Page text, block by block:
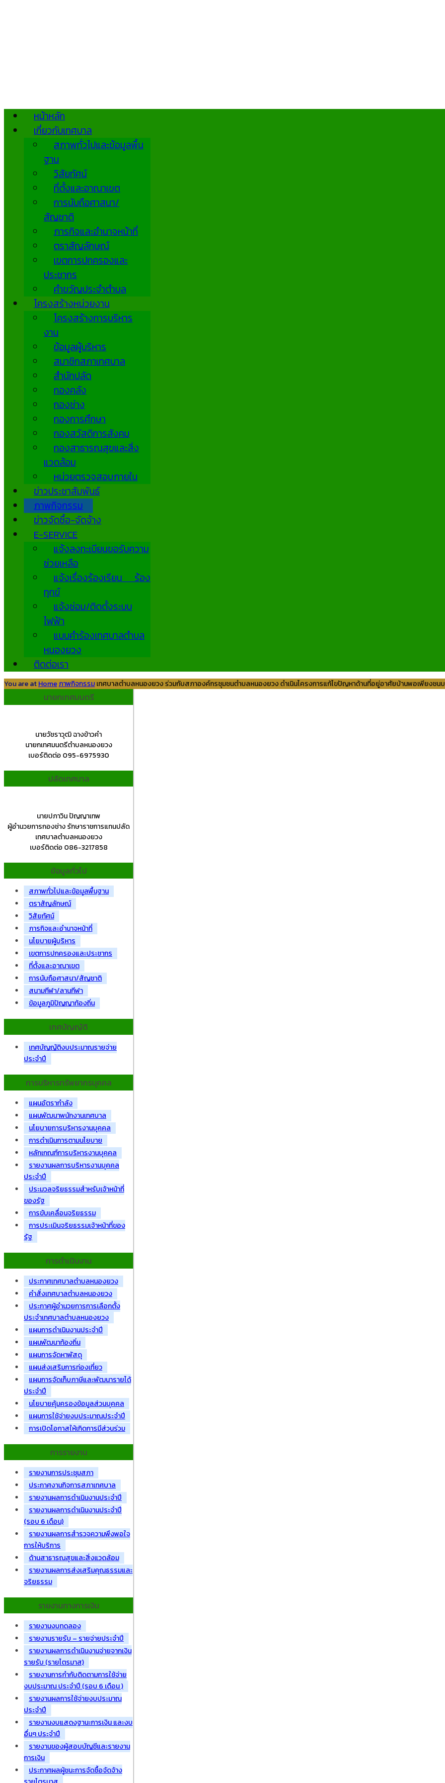
หน้าหลัก
เกี่ยวกับเทศบาล
สภาพทั่วไปและข้อมูลพื้น
ฐาน
วิสัยทัศน์
ที่ตั้งและอาณาเขต
การนับถือศาสนา/
สัญชาติ
ภารกิจและอำนาจหน้าที่
ตราสัญลักษณ์
เขตการปกครองและ
ประชากร
คำขวัญประจำตำบล
โครงสร้างหน่วยงาน
โครงสร้างการบริหาร
งาน
ข้อมูลผู้บริหาร
สมาชิกสภาเทศบาล
สำนักปลัด
กองคลัง
กองช่าง
กองการศึกษา
กองสวัสดิการสังคม
กองสาธารณสุขและสิ่ง
แวดล้อม
หน่วยตรวจสอบภายใน
ข่าวประชาสัมพันธ์
ภาพกิจกรรม
ข่าวจัดซื้อ-จัดจ้าง
E-SERVICE
แจ้งลงทะเบียนขอรับความ
ช่วยเหลือ
แจ้งเรื่องร้องเรียน ร้อง
ทุกข์
แจ้งซ่อม/ติดตั้งระบบ
ไฟฟ้า
แบบคำร้องเทศบาลตำบล
หนองยวง
ติดต่อเรา
You are atHomeภาพกิจกรรมเทศบาลตำบลหนองยวง ร่วมกับสภาองค์กรชุมชนตำบลหนองยวง ดำเนินโครงการแก้ไขปัญหาด้านที่อยู่อาศัยบ้านพอเพียงชน
นายกเทศมนตรี
นายวัชราวุฒิ ฉางข้าวคำ
นายกเทศมนตรีตำบลหนองยวง
เบอร์ติดต่อ 095-6975930
ปลัดเทศบาล
นายปภาวิน ปัญญาเทพ
ผู้อำนวยการกองช่าง รักษาราชการแทนปลัด
เทศบาลตำบลหนองยวง
เบอร์ติดต่อ 086-3217858
ข้อมูลทั่วไป
สภาพทั่วไปและข้อมูลพื้นฐาน
ตราสัญลักษณ์
วิสัยทัศน์
ภารกิจและอำนาจหน้าที่
นโยบายผู้บริหาร
เขตการปกครองและประชากร
ที่ตั้งและอาณาเขต
การนับถือศาสนา/สัญชาติ
สนามกีฬา/ลานกีฬา
ข้อมูลภูมิปัญญาท้องถิ่น
เทศบัญญัติ
เทศบัญญัติงบประมาณรายจ่าย
ประจำปี
การบริหารทรัพยากรบุคคล
แผนอัตรากำลัง
แผนพัฒนาพนักงานเทศบาล
นโยบายการบริหารงานบุคคล
การดำเนินการตามนโยบาย
หลักเกณฑ์การบริหารงานบุคคล
รายงานผลการบริหารงานบุคคล
ประจำปี
ประมวลจริยธรรมสำหรับเจ้าหน้าที่
ของรัฐ
การขับเคลื่อนจริยธรรม
การประเมินจริยธรรมเจ้าหน้าที่ของ
รัฐ
การดำเนินงาน
ประกาศเทศบาลตำบลหนองยวง
คำสั่งเทศบาลตำบลหนองยวง
ประกาศผู้อำนวยการการเลือกตั้ง
ประจำเทศบาลตำบลหนองยวง
แผนการดำเนินงานประจำปี
แผนพัฒนาท้องถิ่น
แผนการจัดหาพัสดุ
แผนส่งเสริมการท่องเที่ยว
แผนการจัดเก็บภาษีและพัฒนารายได้
ประจำปี
นโยบายคุ้มครองข้อมูลส่วนบุคคล
แผนการใช้จ่ายงบประมาณประจำปี
การเปิดโอกาสให้เกิดการมีส่วนร่วม
การรายงาน
รายงานการประชุมสภา
ประกาศงานกิจการสภาเทศบาล
รายงานผลการดำเนินงานประจำปี
รายงานผลการดำเนินงานประจำปี
(รอบ 6 เดือน)
รายงานผลการสำรวจความพึงพอใจ
การให้บริการ
ด้านสาธารณสุขและสิ่งแวดล้อม
รายงานผลการส่งเสริมคุณธรรมและ
จริยธรรม
รายงานทางการเงิน
รายงานงบทดลอง
รายงานรายรับ – รายจ่ายประจำปี
รายงานผลการดำเนินงานจ่ายจากเงิน
รายรับ (รายไตรมาส)
รายงานการกำกับติดตามการใช้จ่าย
งบประมาณ ประจำปี (รอบ 6 เดือน )
รายงานผลการใช้จ่ายงบประมาณ
ประจำปี
รายงานงบแสดงฐานะการเงิน และงบ
อื่นๆ ประจำปี
รายงานของผู้สอบบัญชีและรายงาน
การเงิน
ประกาศผลผู้ชนะการจัดซื้อจัดจ้าง